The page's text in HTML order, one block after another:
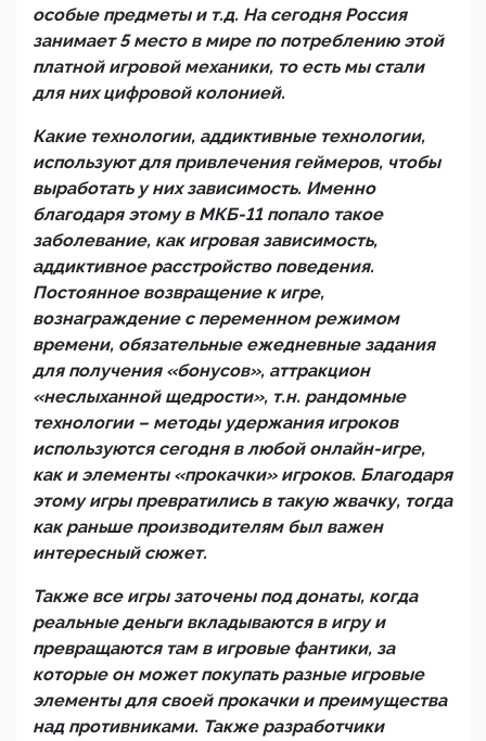
особые предметы и т.д. На сегодня Россия
занимает 5 место в мире по потреблению этой
платной игровой механики, то есть мы стали
для них цифровой колонией.
Какие технологии, аддиктивные технологии,
используют для привлечения геймеров, чтобы
выработать у них зависимость. Именно
благодаря этому в МКБ-11 попало такое
заболевание, как игровая зависимость,
аддиктивное расстройство поведения.
Постоянное возвращение к игре,
вознаграждение с переменном режимом
времени, обязательные ежедневные задания
для получения «бонусов», аттракцион
«неслыханной щедрости», т.н. рандомные
технологии – методы удержания игроков
используются сегодня в любой онлайн-игре,
как и элементы «прокачки» игроков. Благодаря
этому игры превратились в такую жвачку, тогда
как раньше производителям был важен
интересный сюжет.
Также все игры заточены под донаты, когда
реальные деньги вкладываются в игру и
превращаются там в игровые фантики, за
которые он может покупать разные игровые
элементы для своей прокачки и преимущества
над противниками. Также разработчики